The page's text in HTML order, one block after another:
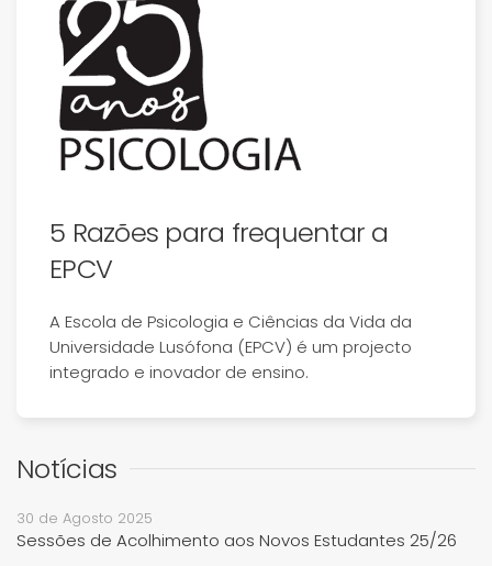
5 Razões para frequentar a
EPCV
A Escola de Psicologia e Ciências da Vida da
Universidade Lusófona (EPCV) é um projecto
integrado e inovador de ensino.
Notícias
30 de Agosto 2025
Sessões de Acolhimento aos Novos Estudantes 25/26